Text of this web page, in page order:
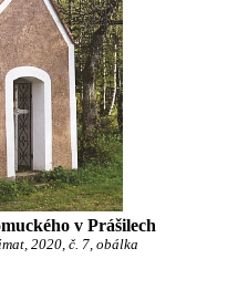
v Prášilech
2020, č. 7, obálka